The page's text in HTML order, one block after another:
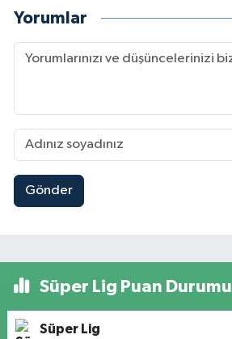
Yorumlar
Gönder
Süper Lig Puan Durumu
Süper Lig